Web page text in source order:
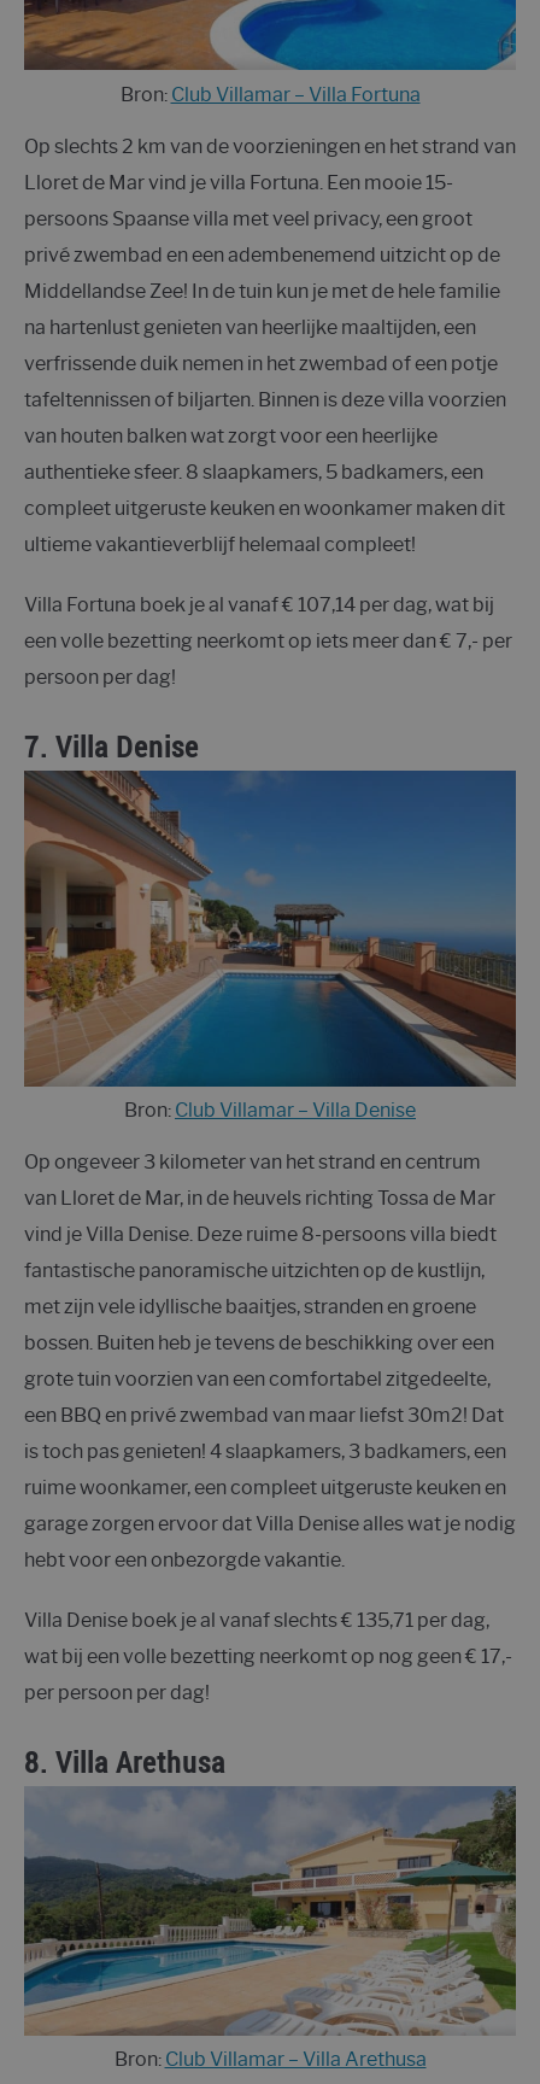
Bron: Club Villamar – Villa Fortuna
Op slechts 2 km van de voorzieningen en het strand van
Lloret de Mar vind je villa Fortuna. Een mooie 15-
persoons Spaanse villa met veel privacy, een groot
privé zwembad en een adembenemend uitzicht op de
Middellandse Zee! In de tuin kun je met de hele familie
na hartenlust genieten van heerlijke maaltijden, een
verfrissende duik nemen in het zwembad of een potje
tafeltennissen of biljarten. Binnen is deze villa voorzien
van houten balken wat zorgt voor een heerlijke
authentieke sfeer. 8 slaapkamers, 5 badkamers, een
compleet uitgeruste keuken en woonkamer maken dit
ultieme vakantieverblijf helemaal compleet!
Villa Fortuna boek je al vanaf € 107,14 per dag, wat bij
een volle bezetting neerkomt op iets meer dan € 7,- per
persoon per dag!
7. Villa Denise
Bron: Club Villamar – Villa Denise
Op ongeveer 3 kilometer van het strand en centrum
van Lloret de Mar, in de heuvels richting Tossa de Mar
vind je Villa Denise. Deze ruime 8-persoons villa biedt
fantastische panoramische uitzichten op de kustlijn,
met zijn vele idyllische baaitjes, stranden en groene
bossen. Buiten heb je tevens de beschikking over een
grote tuin voorzien van een comfortabel zitgedeelte,
een BBQ en privé zwembad van maar liefst 30m2! Dat
is toch pas genieten! 4 slaapkamers, 3 badkamers, een
ruime woonkamer, een compleet uitgeruste keuken en
garage zorgen ervoor dat Villa Denise alles wat je nodig
hebt voor een onbezorgde vakantie.
Villa Denise boek je al vanaf slechts € 135,71 per dag,
wat bij een volle bezetting neerkomt op nog geen € 17,-
per persoon per dag!
8. Villa Arethusa
Bron: Club Villamar – Villa Arethusa